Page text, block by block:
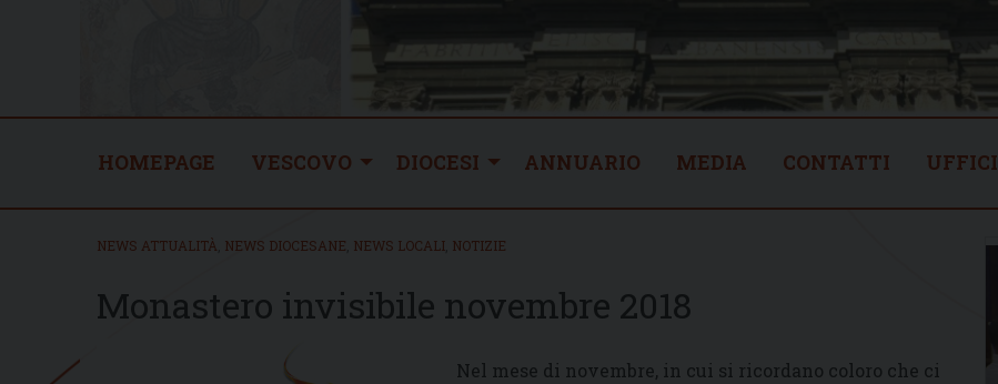
HOMEPAGE VESCOVO DIOCESI ANNUARIO MEDIA CONTATTI UFFICI
NEWS ATTUALITÀ NEWS DIOCESANE NEWS LOCALI NOTIZIE
Monastero invisibile novembre 2018
Nel mese di novembre, in cui si ricordano coloro che ci